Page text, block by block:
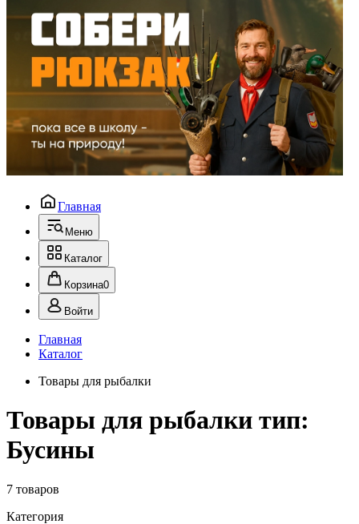
Главная
Меню
Каталог
Корзина0
Войти
Главная
Каталог
Товары для рыбалки
Товары для рыбалки тип:
Бусины
7 товаров
Категория